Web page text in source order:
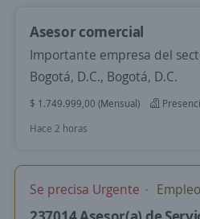
Asesor comercial
Importante empresa del
Bogotá, D.C., Bogotá, D.C.
$ 1.749.999,00 (Mensual)
Hace 2 horas
Se precisa Urgente